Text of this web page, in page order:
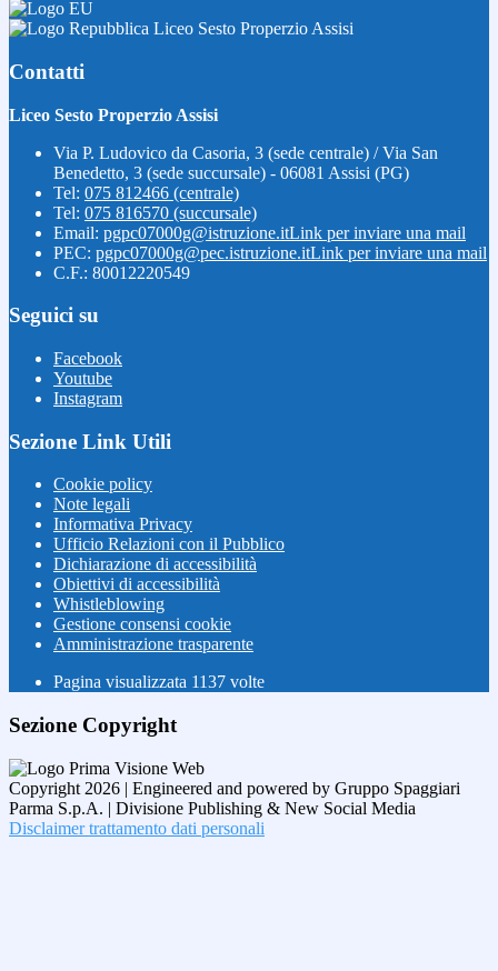
Liceo Sesto Properzio Assisi
Contatti
Liceo Sesto Properzio Assisi
Via P. Ludovico da Casoria, 3 (sede centrale) / Via San
Benedetto, 3 (sede succursale) - 06081 Assisi (PG)
Tel: 075 812466 (centrale)
Tel: 075 816570 (succursale)
Email: pgpc07000g@istruzione.itLink per inviare una mail
PEC: pgpc07000g@pec.istruzione.itLink per inviare una mail
C.F.: 80012220549
Seguici su
Facebook
Youtube
Instagram
Sezione Link Utili
Cookie policy
Note legali
Informativa Privacy
Ufficio Relazioni con il Pubblico
Dichiarazione di accessibilità
Obiettivi di accessibilità
Whistleblowing
Gestione consensi cookie
Amministrazione trasparente
Pagina visualizzata 1137 volte
Sezione Copyright
Copyright 2026 | Engineered and powered by Gruppo Spaggiari
Parma S.p.A. | Divisione Publishing & New Social Media
Disclaimer trattamento dati personali